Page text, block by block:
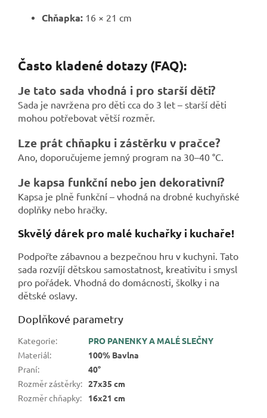
Chňapka: 16 × 21 cm
Často kladené dotazy (FAQ):
Je tato sada vhodná i pro starší děti?
Sada je navržena pro děti cca do 3 let – starší děti
mohou potřebovat větší rozměr.
Lze prát chňapku i zástěrku v pračce?
Ano, doporučujeme jemný program na 30–40 °C.
Je kapsa funkční nebo jen dekorativní?
Kapsa je plně funkční – vhodná na drobné kuchyňské
doplňky nebo hračky.
Skvělý dárek pro malé kuchařky i kuchaře!
Podpořte zábavnou a bezpečnou hru v kuchyni. Tato
sada rozvíjí dětskou samostatnost, kreativitu i smysl
pro pořádek. Vhodná do domácnosti, školky i na
dětské oslavy.
Doplňkové parametry
Kategorie:
PRO PANENKY A MALÉ SLEČNY
Materiál:
100% Bavlna
Praní:
40°
Rozměr zástěrky: 27x35 cm
Rozměr chňapky: 16x21 cm